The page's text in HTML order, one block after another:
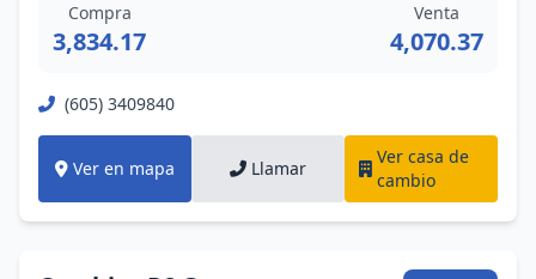
Compra
3,834.17
Venta
4,070.37
(605) 3409840
Ver en mapa Llamar
Ver casa de
cambio